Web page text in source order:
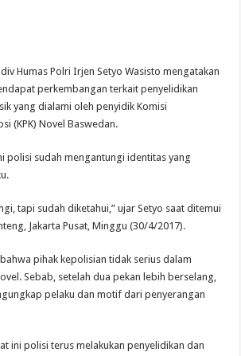
Humas Polri Irjen Setyo Wasisto mengatakan
perkembangan terkait penyelidikan
yang dialami oleh penyidik Komisi
(KPK) Novel Baswedan.
polisi sudah mengantungi identitas yang
tapi sudah diketahui,” ujar Setyo saat ditemui
Jakarta Pusat, Minggu (30/4/2017).
pihak kepolisian tidak serius dalam
Sebab, setelah dua pekan lebih berselang,
pelaku dan motif dari penyerangan
ini polisi terus melakukan penyelidikan dan